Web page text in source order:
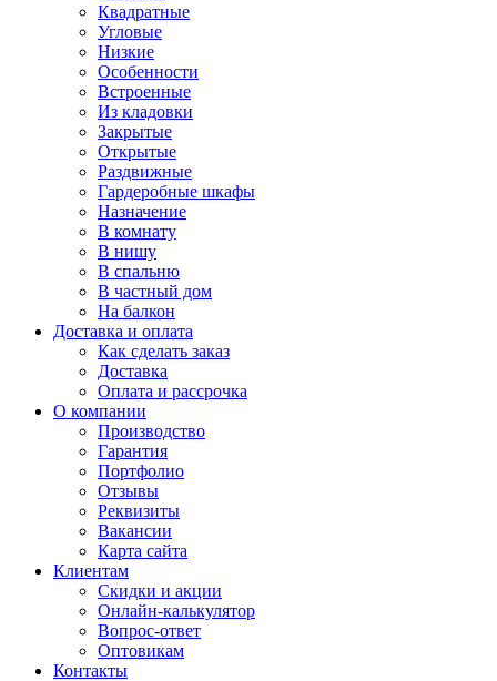
Квадратные
Угловые
Низкие
Особенности
Встроенные
Из кладовки
Закрытые
Открытые
Раздвижные
Гардеробные шкафы
Назначение
В комнату
В нишу
В спальню
В частный дом
На балкон
Доставка и оплата
Как сделать заказ
Доставка
Оплата и рассрочка
О компании
Производство
Гарантия
Портфолио
Отзывы
Реквизиты
Вакансии
Карта сайта
Клиентам
Скидки и акции
Онлайн-калькулятор
Вопрос-ответ
Оптовикам
Контакты